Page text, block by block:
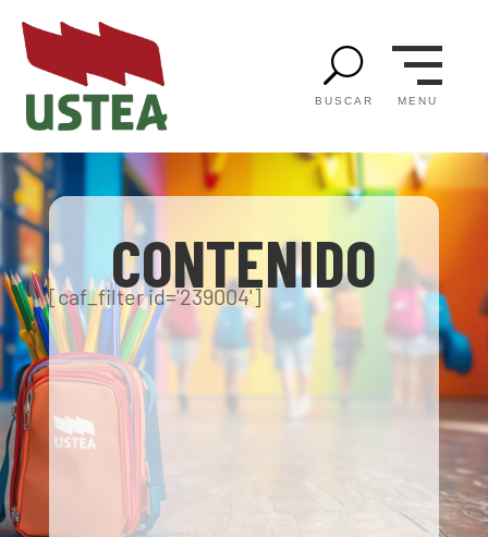
U
BUSCAR MENU
CONTENIDO
[caf_filter id='239004']